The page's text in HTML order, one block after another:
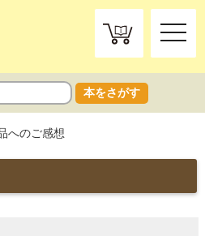
toggle
本をさがす
へのご感想